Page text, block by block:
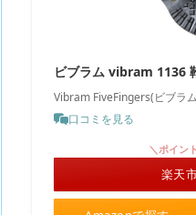
ビブラム vibram 1136
Vibram FiveFingers(ビブラ
口コミを見る
＼ポイン
楽天